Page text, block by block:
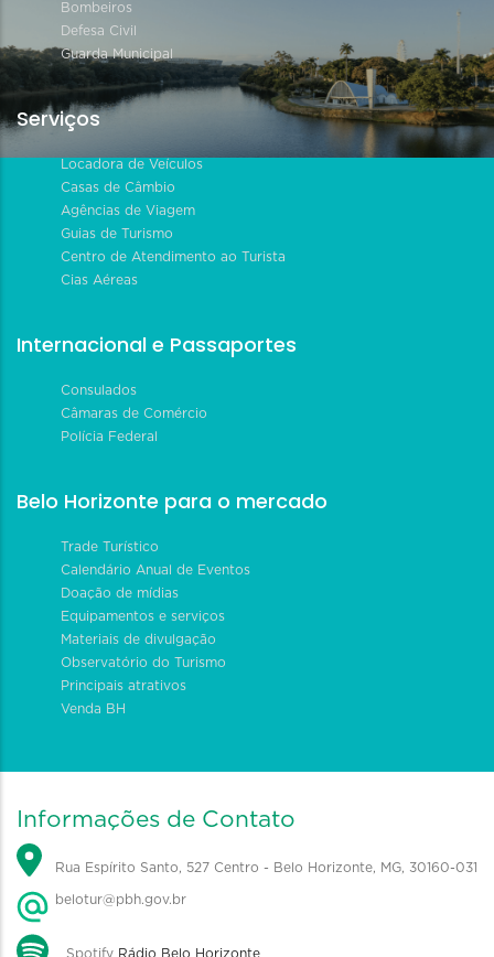
Bombeiros
Defesa Civil
Guarda Municipal
Serviços
Locadora de Veículos
Casas de Câmbio
Agências de Viagem
Guias de Turismo
Centro de Atendimento ao Turista
Cias Aéreas
Internacional e Passaportes
Consulados
Câmaras de Comércio
Polícia Federal
Belo Horizonte para o mercado
Trade Turístico
Calendário Anual de Eventos
Doação de mídias
Equipamentos e serviços
Materiais de divulgação
Observatório do Turismo
Principais atrativos
Venda BH
Informações de Contato
Rua Espírito Santo, 527 Centro - Belo Horizonte, MG, 30160-031
belotur@pbh.gov.br
Spotify Rádio Belo Horizonte